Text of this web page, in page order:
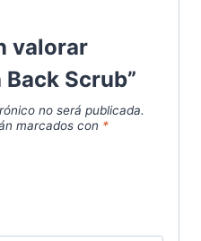
valorar
Scrub”
no será publicada.
marcados con *